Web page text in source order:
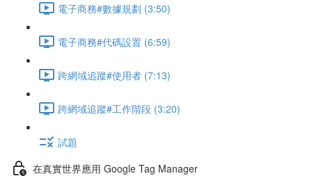
電子商務#數據規劃 (3:50)
電子商務#代碼設置 (6:59)
跨網域追蹤#使用者 (7:13)
跨網域追蹤#工作階段 (3:20)
試題
在真實世界應用 Google Tag Manager